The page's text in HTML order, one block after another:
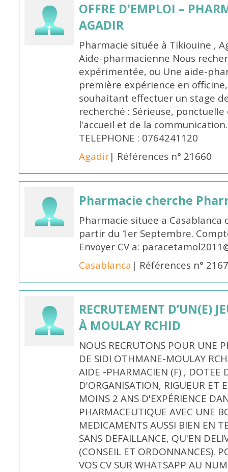
OFFRE D'EMPLOI –
AGADIR
Pharmacie située à Tikiouine ,
Aide-pharmacienne Nous
expérimentée, ou Une aide-
première expérience en
souhaitant effectuer un stage
recherché : Sérieuse,
l'accueil et de la
TELEPHONE : 0764241120
Agadir| Références n° 21660
Pharmacie cherche
Pharmacie situee a
partir du 1er Septembre.
Envoyer CV a:
Casablanca | Références n°
RECRUTEMENT D’UN(E)
À MOULAY RCHID
NOUS RECRUTONS POUR UNE
DE SIDI OTHMANE-MOULAY
AIDE -PHARMACIEN (F) , DOTEE
D'ORGANISATION, RIGUEUR ET
MOINS 2 ANS D'EXPÉRIENCE
PHARMACEUTIQUE AVEC UNE
MEDICAMENTS AUSSI BIEN EN
SANS DEFAILLANCE, QU'EN
(CONSEIL ET ORDONNANCES).
VOS CV SUR WHATSAPP AU